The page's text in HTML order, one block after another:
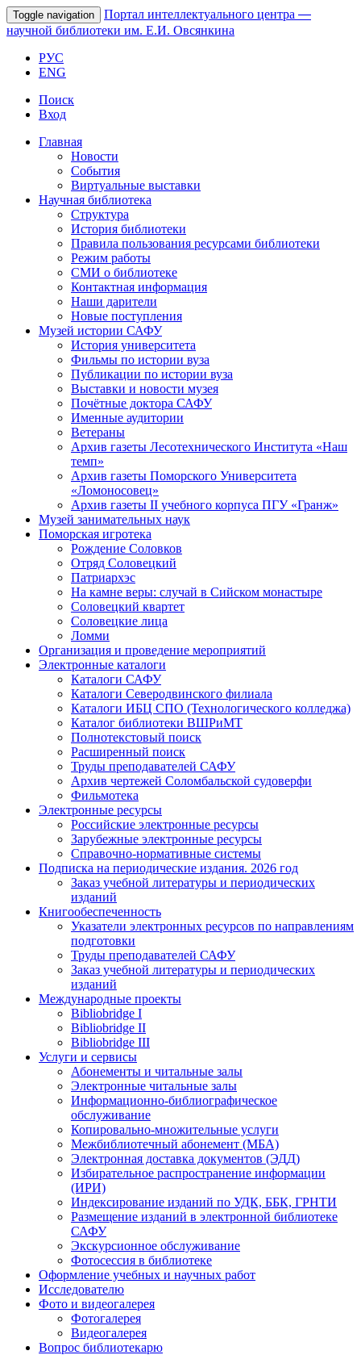
Toggle navigation Портал интеллектуального центра —
научной библиотеки им. Е.И. Овсянкина
РУС
ENG
Поиск
Вход
Главная
Новости
События
Виртуальные выставки
Научная библиотека
Структура
История библиотеки
Правила пользования ресурсами библиотеки
Режим работы
СМИ о библиотеке
Контактная информация
Наши дарители
Новые поступления
Музей истории САФУ
История университета
Фильмы по истории вуза
Публикации по истории вуза
Выставки и новости музея
Почётные доктора САФУ
Именные аудитории
Ветераны
Архив газеты Лесотехнического Института «Наш
темп»
Архив газеты Поморского Университета
«Ломоносовец»
Архив газеты II учебного корпуса ПГУ «Гранж»
Музей занимательных наук
Поморская игротека
Рождение Соловков
Отряд Соловецкий
Патриархэс
На камне веры: случай в Сийском монастыре
Соловецкий квартет
Соловецкие лица
Ломми
Организация и проведение мероприятий
Электронные каталоги
Каталоги САФУ
Каталоги Северодвинского филиала
Каталоги ИБЦ СПО (Технологического колледжа)
Каталог библиотеки ВШРиМТ
Полнотекстовый поиск
Расширенный поиск
Труды преподавателей САФУ
Архив чертежей Соломбальской судоверфи
Фильмотека
Электронные ресурсы
Российские электронные ресурсы
Зарубежные электронные ресурсы
Справочно-нормативные системы
Подписка на периодические издания. 2026 год
Заказ учебной литературы и периодических
изданий
Книгообеспеченность
Указатели электронных ресурсов по направлениям
подготовки
Труды преподавателей САФУ
Заказ учебной литературы и периодических
изданий
Международные проекты
Bibliobridge I
Bibliobridge II
Bibliobridge III
Услуги и сервисы
Абонементы и читальные залы
Электронные читальные залы
Информационно-библиографическое
обслуживание
Копировально-множительные услуги
Межбиблиотечный абонемент (МБА)
Электронная доставка документов (ЭДД)
Избирательное распространение информации
(ИРИ)
Индексирование изданий по УДК, ББК, ГРНТИ
Размещение изданий в электронной библиотеке
САФУ
Экскурсионное обслуживание
Фотосессия в библиотеке
Оформление учебных и научных работ
Исследователю
Фото и видеогалерея
Фотогалерея
Видеогалерея
Вопрос библиотекарю